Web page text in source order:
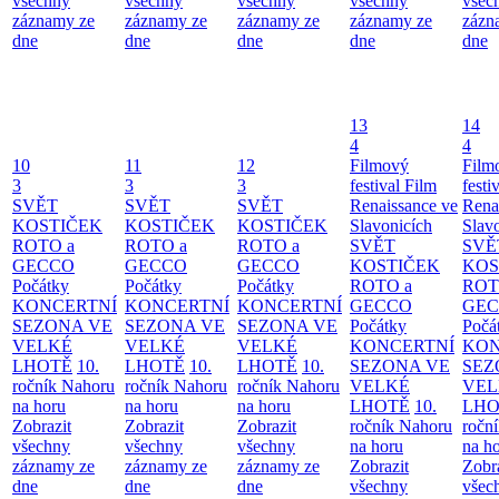
záznamy ze
dne
záznamy ze
dne
záznamy ze
dne
záznamy ze
dne
dne
10
3
SVĚT
KOSTIČEK
ROTO a
GECCO
Počátky
KONCERTNÍ
SEZONA VE
VELKÉ
LHOTĚ 10.
ročník Nahoru
na horu
Zobrazit
všechny
záznamy ze
dne
11
3
SVĚT
KOSTIČEK
ROTO a
GECCO
Počátky
KONCERTNÍ
SEZONA VE
VELKÉ
LHOTĚ 10.
ročník Nahoru
na horu
Zobrazit
všechny
záznamy ze
dne
12
3
SVĚT
KOSTIČEK
ROTO a
GECCO
Počátky
KONCERTNÍ
SEZONA VE
VELKÉ
LHOTĚ 10.
ročník Nahoru
na horu
Zobrazit
všechny
záznamy ze
dne
13
4
Filmový
festival Film
Renaissance ve
Slavonicích
SVĚT
KOSTIČEK
ROTO a
GECCO
Počátky
KONCERTNÍ
SEZONA VE
VELKÉ
LHOTĚ 10.
ročník Nahoru
na horu
Zobrazit
všechny
14
4
na